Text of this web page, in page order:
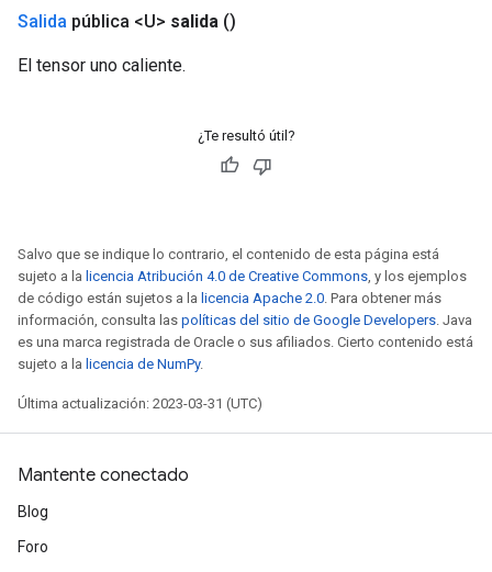
Salida pública <U> salida ()
El tensor uno caliente.
¿Te resultó útil?
Salvo que se indique lo contrario, el contenido de esta página está
sujeto a la licencia Atribución 4.0 de Creative Commons, y los ejemplos
de código están sujetos a la licencia Apache 2.0. Para obtener más
información, consulta las políticas del sitio de Google Developers. Java
es una marca registrada de Oracle o sus afiliados. Cierto contenido está
sujeto a la licencia de NumPy.
Última actualización: 2023-03-31 (UTC)
Mantente conectado
Blog
Foro